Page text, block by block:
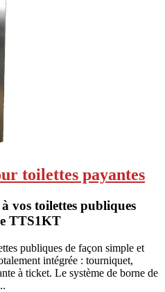
toilettes payantes
vos toilettes publiques
TTS1KT
publiques de façon simple et
intégrée : tourniquet,
à ticket. Le système de borne de